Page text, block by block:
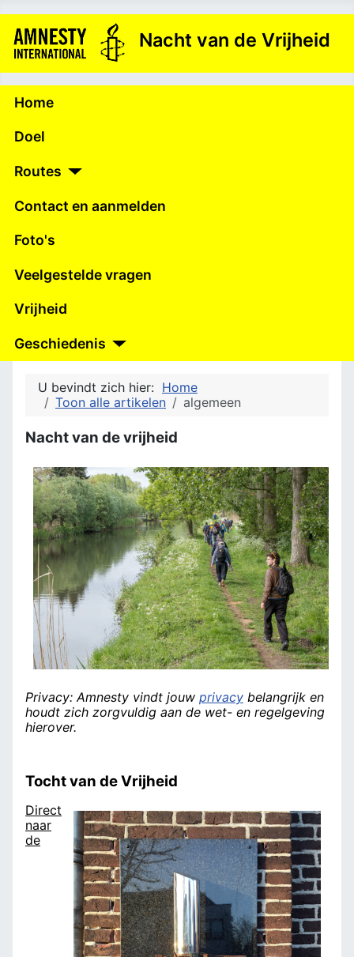
Nacht van de Vrijheid
Home
Doel
Routes
Contact en aanmelden
Foto's
Veelgestelde vragen
Vrijheid
Geschiedenis
U bevindt zich hier: Home
Toon alle artikelen
algemeen
Nacht van de vrijheid
Privacy: Amnesty vindt jouw privacy belangrijk en
houdt zich zorgvuldig aan de wet- en regelgeving
hierover.
Tocht van de Vrijheid
Direct
naar
de